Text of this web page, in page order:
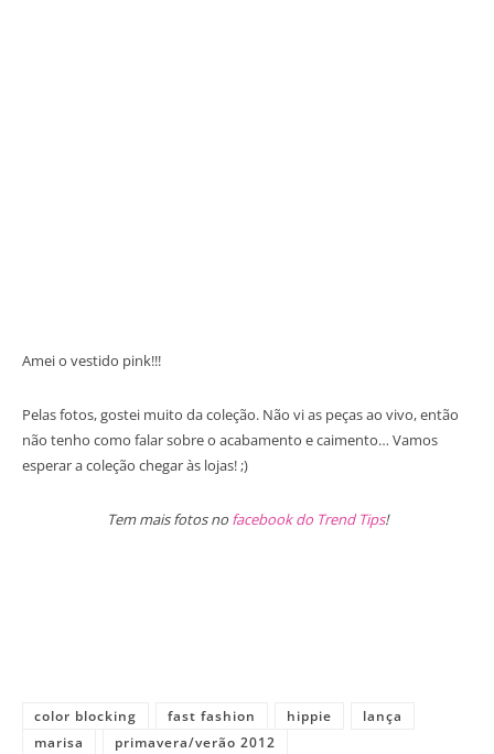
Amei o vestido pink!!!
Pelas fotos, gostei muito da coleção. Não vi as peças ao vivo, então
não tenho como falar sobre o acabamento e caimento… Vamos
esperar a coleção chegar às lojas! ;)
Tem mais fotos no facebook do Trend Tips!
color blocking fast fashion hippie
lança
marisa
primavera/verão 2012